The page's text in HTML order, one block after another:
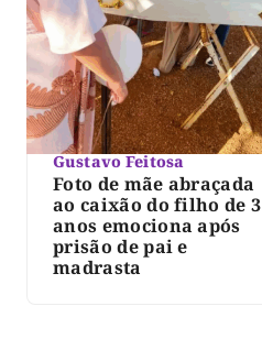
Gustavo Feitosa
Foto de mãe abraçada
ao caixão do filho de 3
anos emociona após
prisão de pai e
madrasta